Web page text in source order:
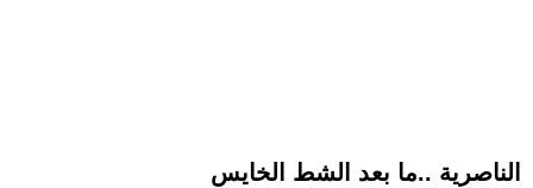
الناصرية ..ما بعد الشط الخايس